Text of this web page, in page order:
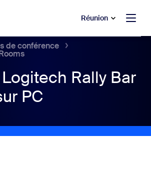
Réunion
de conférence
Rally Bar
PC